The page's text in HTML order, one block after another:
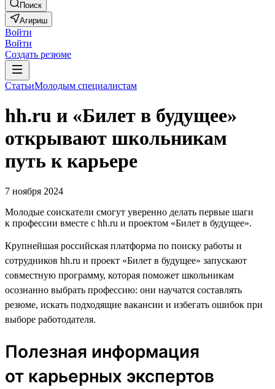
Поиск
Агириш
Войти
Войти
Создать резюме
СтатьиМолодым специалистам
hh.ru и «Билет в будущее»
открывают школьникам
путь к карьере
7 ноября 2024
Молодые соискатели смогут уверенно делать первые шаги
к профессии вместе с hh.ru и проектом «Билет в будущее».
Крупнейшая российская платформа по поиску работы и
сотрудников hh.ru и проект «Билет в будущее» запускают
совместную программу, которая поможет школьникам
осознанно выбрать профессию: они научатся составлять
резюме, искать подходящие вакансии и избегать ошибок при
выборе работодателя.
Полезная информация
от карьерных экспертов